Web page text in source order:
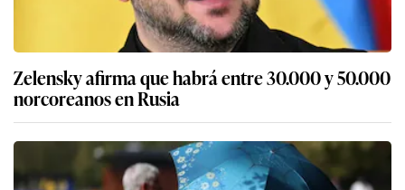
Zelensky afirma que habrá entre 30.000 y 50.000
norcoreanos en Rusia